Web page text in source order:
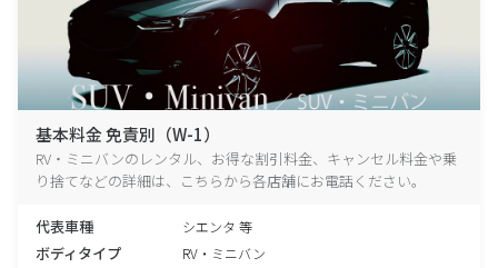
基本料金 免責別（W-1）
RV・ミニバンのレンタル、お得な割引料金、キャンセル料金や乗
り捨てなどの詳細は、こちらから各店舗にお電話ください。
代表車種 シエンタ 等
ボディタイプ RV・ミニバン